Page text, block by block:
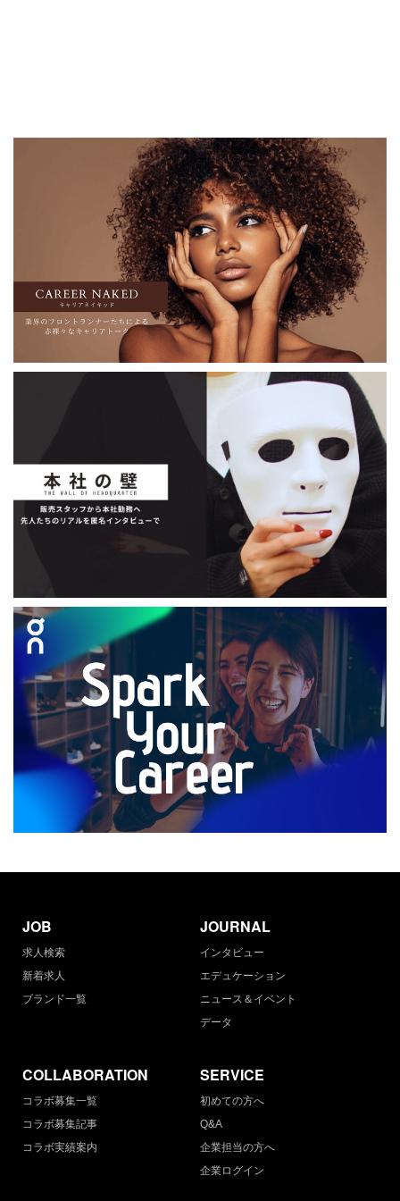
JOB
求人検索
新着求人
ブランド一覧
JOURNAL
インタビュー
エデュケーション
ニュース＆イベント
データ
COLLABORATION
コラボ募集一覧
コラボ募集記事
コラボ実績案内
SERVICE
初めての方へ
Q&A
企業担当の方へ
企業ログイン